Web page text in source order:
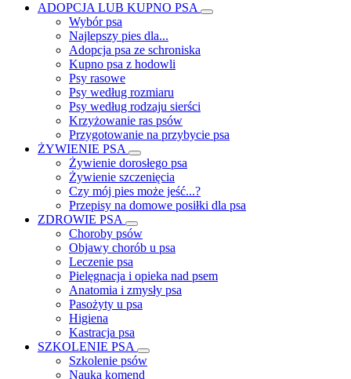
ADOPCJA LUB KUPNO PSA
Wybór psa
Najlepszy pies dla...
Adopcja psa ze schroniska
Kupno psa z hodowli
Psy rasowe
Psy według rozmiaru
Psy według rodzaju sierści
Krzyżowanie ras psów
Przygotowanie na przybycie psa
ŻYWIENIE PSA
Żywienie dorosłego psa
Żywienie szczenięcia
Czy mój pies może jeść...?
Przepisy na domowe posiłki dla psa
ZDROWIE PSA
Choroby psów
Objawy chorób u psa
Leczenie psa
Pielęgnacja i opieka nad psem
Anatomia i zmysły psa
Pasożyty u psa
Higiena
Kastracja psa
SZKOLENIE PSA
Szkolenie psów
Nauka komend